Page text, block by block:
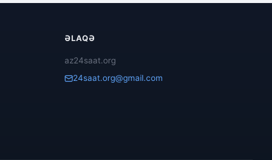
ƏLAQƏ
az24saat.org
24saat.org@gmail.com